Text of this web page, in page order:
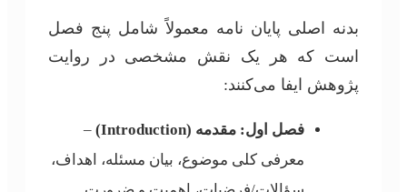
بدنه اصلی پایان نامه معمولاً شامل پنج فصل
است که هر یک نقش مشخصی در روایت
پژوهش ایفا می‌کنند:
فصل اول: مقدمه (Introduction)
–
معرفی کلی موضوع، بیان مسئله، اهداف،